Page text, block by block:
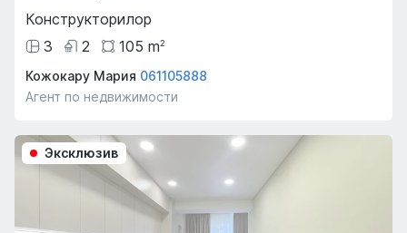
Конструкторилор
3
2 105 m2
Кожокару Мария 061105888
Агент по недвижимости
Эксклюзив